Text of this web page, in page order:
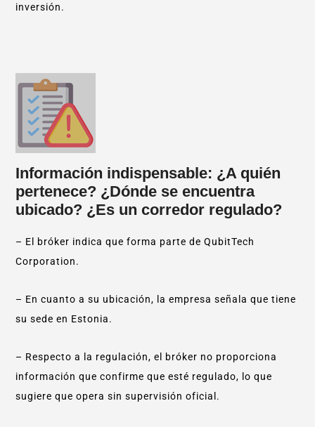
inversión.
Información indispensable: ¿A quién
pertenece? ¿Dónde se encuentra
ubicado? ¿Es un corredor regulado?
– El bróker indica que forma parte de QubitTech
Corporation.
– En cuanto a su ubicación, la empresa señala que tiene
su sede en Estonia.
– Respecto a la regulación, el bróker no proporciona
información que confirme que esté regulado, lo que
sugiere que opera sin supervisión oficial.